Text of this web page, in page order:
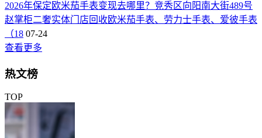
2026年保定欧米茄手表变现去哪里？竞秀区向阳南大街489号
赵掌柜二奢实体门店回收欧米茄手表、劳力士手表、爱彼手表
（18 07-24
查看更多
热文榜
TOP